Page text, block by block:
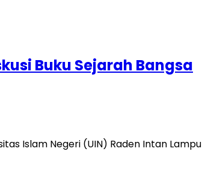
Buku Sejarah Bangsa
Islam Negeri (UIN) Raden Intan